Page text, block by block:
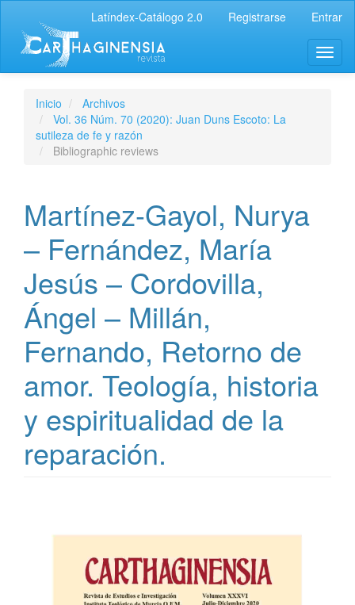
Latíndex-Catálogo 2.0 Registrarse Entrar
Inicio
Archivos
Vol. 36 Núm. 70 (2020): Juan Duns Escoto: La
sutileza de fe y razón
Bibliographic reviews
Martínez-Gayol, Nurya
– Fernández, María
Jesús – Cordovilla,
Ángel – Millán,
Fernando, Retorno de
amor. Teología, historia
y espiritualidad de la
reparación.